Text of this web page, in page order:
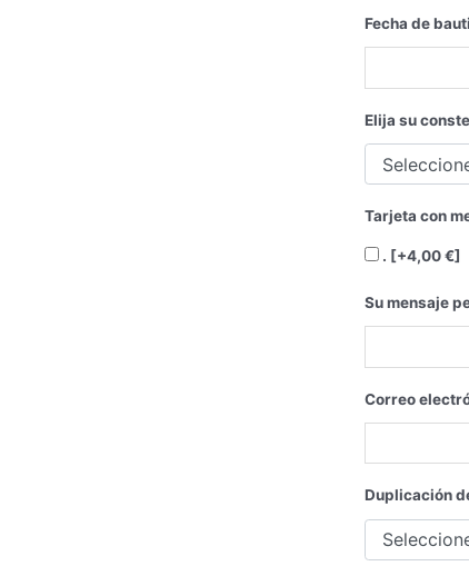
Fecha de
Elija su
Tarjeta con
. [+4,00 €]
Su mensaje
Correo
Duplicación